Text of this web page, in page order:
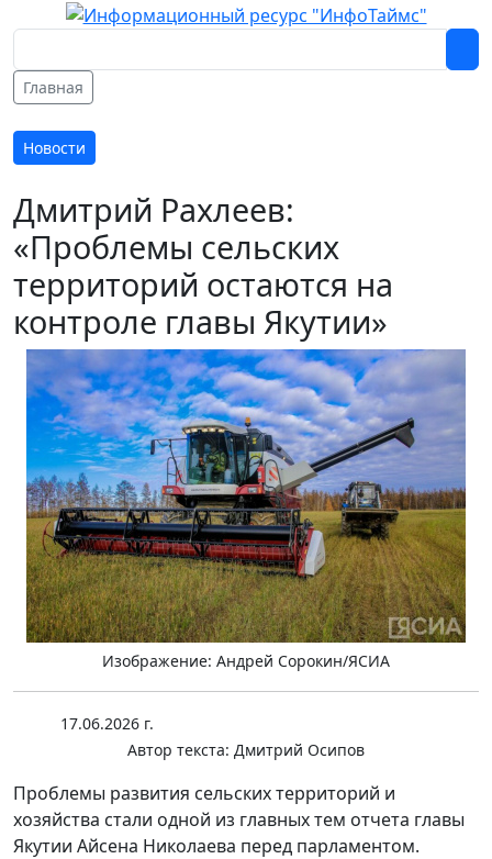
Главная
Новости
Дмитрий Рахлеев:
«Проблемы сельских
территорий остаются на
контроле главы Якутии»
Изображение: Андрей Сорокин/ЯСИА
17.06.2026 г.
Автор текста: Дмитрий Осипов
Проблемы развития сельских территорий и
хозяйства стали одной из главных тем отчета главы
Якутии Айсена Николаева перед парламентом.